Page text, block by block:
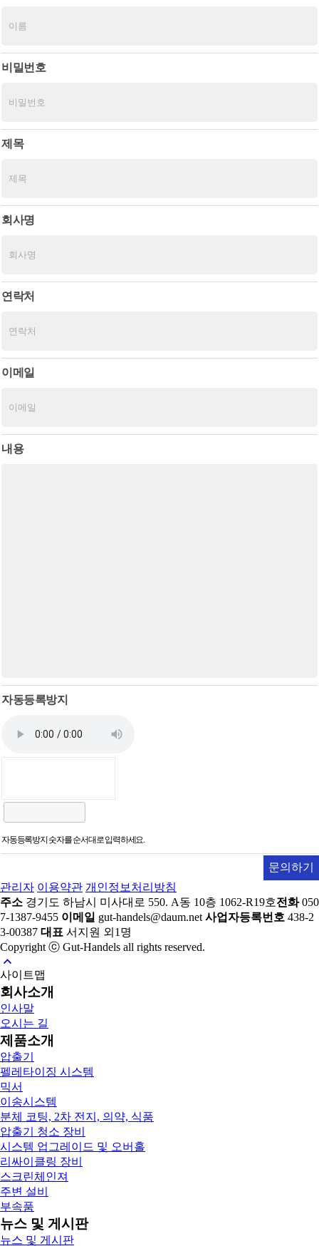
비밀번호
제목
회사명
연락처
이메일
내용
자동등록방지
자동등록방지 숫자를 순서대로 입력하세요.
문의하기
관리자 이용약관 개인정보처리방침
주소 경기도 하남시 미사대로 550. A동 10층 1062-R19호전화050
7-1387-9455 이메일 gut-handels@daum.net 사업자등록번호 438-2
3-00387 대표 서지원 외1명
Copyright ⓒ Gut-Handels all rights reserved.
사이트맵
회사소개
인사말
오시는 길
제품소개
압출기
펠레타이징 시스템
믹서
이송시스템
분체 코팅, 2차 전지, 의약, 식품
압출기 청소 장비
시스템 업그레이드 및 오버홀
리싸이클링 장비
스크린체인져
주변 설비
부속품
뉴스 및 게시판
뉴스 및 게시판